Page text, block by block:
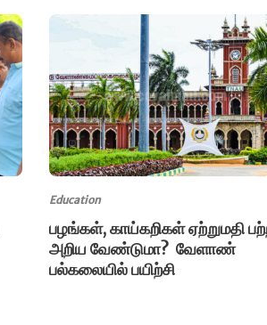
Education
பழங்கள், காய்கறிகள் ஏற்றுமதி
அறிய வேண்டுமா? வேளாண்
பல்கலையில் பயிற்சி